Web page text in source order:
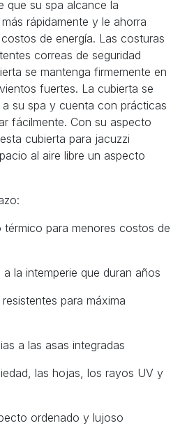
que su spa alcance la
rápidamente y le ahorra
de energía. Las costuras
correas de seguridad
se mantenga firmemente en
fuertes. La cubierta se
su spa y cuenta con prácticas
fácilmente. Con su aspecto
cubierta para jacuzzi
al aire libre un aspecto
térmico para menores costos de
la intemperie que duran años
para máxima
a las asas integradas
las hojas, los rayos UV y
ordenado y lujoso